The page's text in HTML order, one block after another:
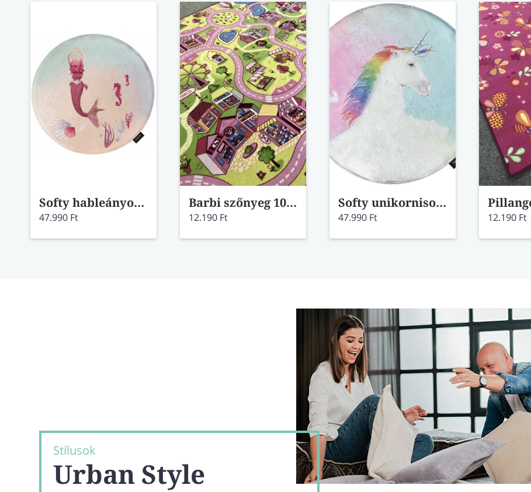
Softy hableányos kör alakú szőnyeg
47.990 Ft
Barbi szőnyeg 100x150
12.190 Ft
Softy unikornisos kör alakú szőnyeg
47.990 Ft 12.190 Ft
Stílusok
Urban Style